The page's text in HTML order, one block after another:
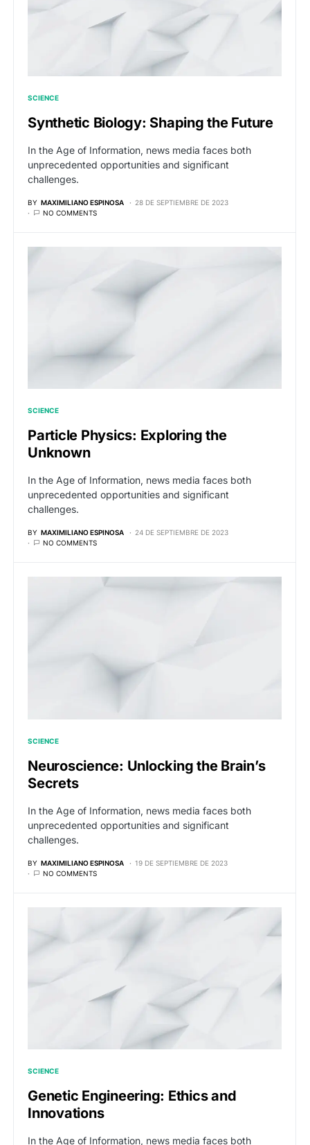
SCIENCE
Synthetic Biology: Shaping the Future
In the Age of Information, news media faces both
unprecedented opportunities and significant
challenges.
BY MAXIMILIANO ESPINOSA
28 DE SEPTIEMBRE DE 2023
NO COMMENTS
SCIENCE
Particle Physics: Exploring the
Unknown
In the Age of Information, news media faces both
unprecedented opportunities and significant
challenges.
BY MAXIMILIANO ESPINOSA
24 DE SEPTIEMBRE DE 2023
NO COMMENTS
SCIENCE
Neuroscience: Unlocking the Brain’s
Secrets
In the Age of Information, news media faces both
unprecedented opportunities and significant
challenges.
BY MAXIMILIANO ESPINOSA
19 DE SEPTIEMBRE DE 2023
NO COMMENTS
SCIENCE
Genetic Engineering: Ethics and
Innovations
In the Age of Information, news media faces both